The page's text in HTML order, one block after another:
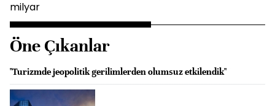
milyar
Öne Çıkanlar
"Turizmde jeopolitik gerilimlerden olumsuz etkilendik"